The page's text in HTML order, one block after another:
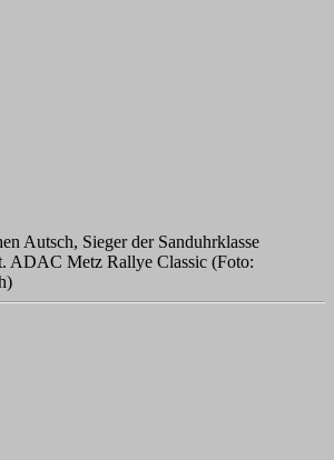
Autsch, Sieger der Sanduhrklasse
ADAC Metz Rallye Classic (Foto: